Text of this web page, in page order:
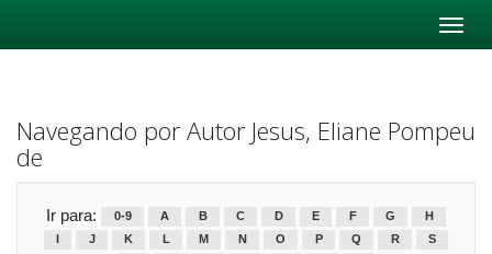
Navegando por Autor Jesus, Eliane Pompeu
de
Ir para: 0-9 A B C D E F G
H
J K L M N O P Q R
S